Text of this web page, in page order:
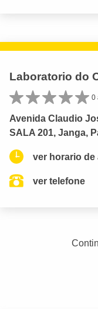
Laboratorio do
0
Avenida Claudio
SALA 201, Janga,
ver horario de
ver telefone